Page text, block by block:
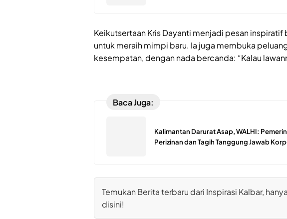
Keikutsertaan Kris Dayanti menjadi pesan
untuk meraih mimpi baru. Ia juga membuka
kesempatan, dengan nada bercanda: “Kalau
Baca Juga:
Kalimantan Darurat Asap, WALHI:
Perizinan dan Tagih Tanggung Jawab
Temukan Berita terbaru dari Inspirasi Kalbar, hanya
disini!